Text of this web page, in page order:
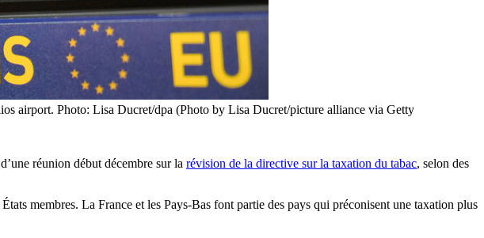
airport. Photo: Lisa Ducret/dpa (Photo by Lisa Ducret/picture alliance via Getty
réunion début décembre sur la révision de la directive sur la taxation du tabac, selon des
membres. La France et les Pays-Bas font partie des pays qui préconisent une taxation plus